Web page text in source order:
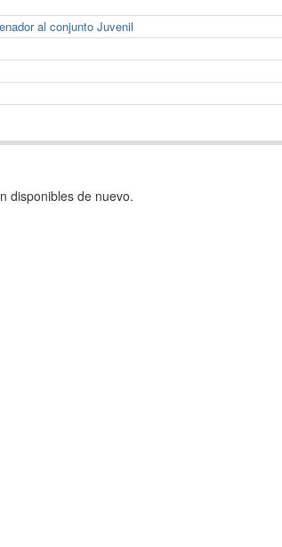
al conjunto Juvenil
disponibles de nuevo.